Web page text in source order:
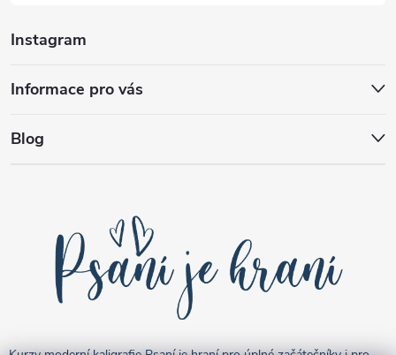
Instagram
Informace pro vás
Blog